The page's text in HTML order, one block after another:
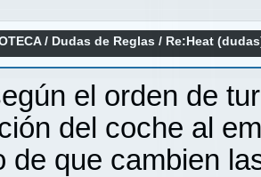
/ Dudas de Reglas / Re:Heat
el orden de
del coche al
de que cambien